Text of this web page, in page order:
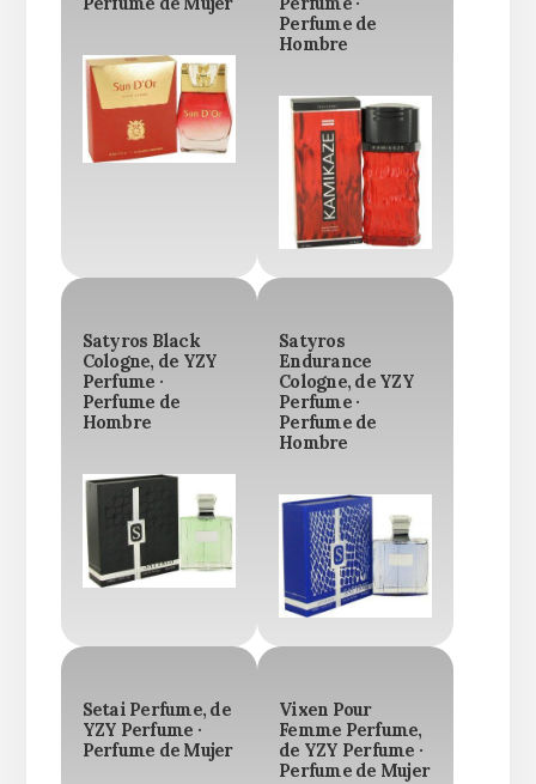
Perfume de
Hombre
Satyros Black
Cologne, de YZY
Perfume ·
Perfume de
Hombre
Satyros
Endurance
Cologne, de YZY
Perfume ·
Perfume de
Hombre
Setai Perfume, de
YZY Perfume ·
Perfume de Mujer
Vixen Pour
Femme Perfume,
de YZY Perfume ·
Perfume de Mujer